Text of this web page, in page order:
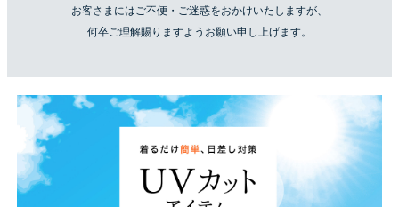
お客さまにはご不便・ご迷惑をおかけいたしますが、
何卒ご理解賜りますようお願い申し上げます。